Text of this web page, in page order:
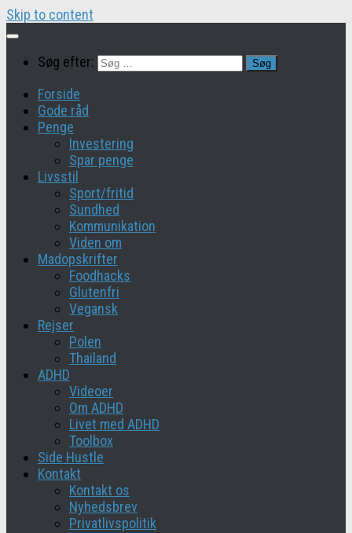
Skip to content
Søg efter:
Forside
Gode råd
Penge
Investering
Spar penge
Livsstil
Sport/fritid
Sundhed
Kommunikation
Viden om
Madopskrifter
Foodhacks
Glutenfri
Vegansk
Rejser
Polen
Thailand
ADHD
Videoer
Om ADHD
Livet med ADHD
Toolbox
Side Hustle
Kontakt
Kontakt os
Nyhedsbrev
Privatlivspolitik